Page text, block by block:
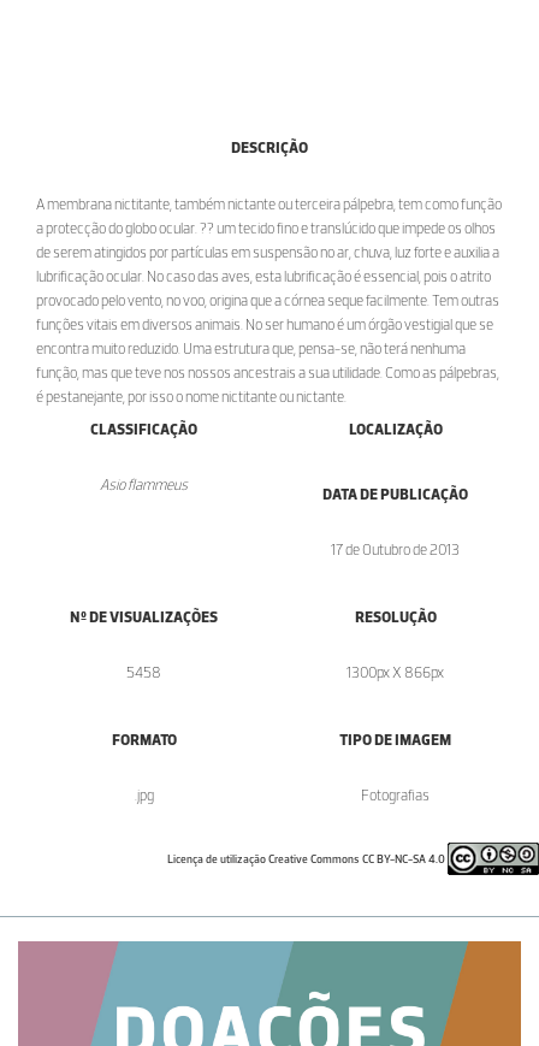
DESCRIÇÃO
A membrana nictitante, também nictante ou terceira pálpebra, tem como função
a protecção do globo ocular. ?? um tecido fino e translúcido que impede os olhos
de serem atingidos por partículas em suspensão no ar, chuva, luz forte e auxilia a
lubrificação ocular. No caso das aves, esta lubrificação é essencial, pois o atrito
provocado pelo vento, no voo, origina que a córnea seque facilmente. Tem outras
funções vitais em diversos animais. No ser humano é um órgão vestigial que se
encontra muito reduzido. Uma estrutura que, pensa-se, não terá nenhuma
função, mas que teve nos nossos ancestrais a sua utilidade. Como as pálpebras,
é pestanejante, por isso o nome nictitante ou nictante.
CLASSIFICAÇÃO
Asio flammeus
LOCALIZAÇÃO
DATA DE PUBLICAÇÃO
17 de Outubro de 2013
Nº DE VISUALIZAÇÕES
5458
RESOLUÇÃO
1300px X 866px
FORMATO
.jpg
TIPO DE IMAGEM
Fotografias
Licença de utilização Creative Commons CC BY-NC-SA 4.0